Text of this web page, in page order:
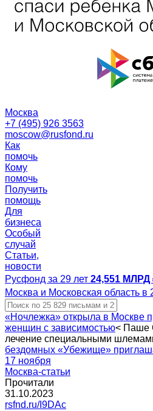
Москва
+7 (495) 926 3563
moscow@rusfond.ru
Как
помочь
Кому
помочь
Получить
помощь
Для
бизнеса
Особый
случай
Статьи,
новости
Русфонд за 29 лет 24,551 МЛРД
Москва и Московская область в
«Ночлежка» открыла в Москве
женщин с зависимостью< Паше
лечение специальными
бездомных «Убежище»
17 ноября
Москва-статьи
Прочитали
31.10.2023
rsfnd.ru/I9DAc